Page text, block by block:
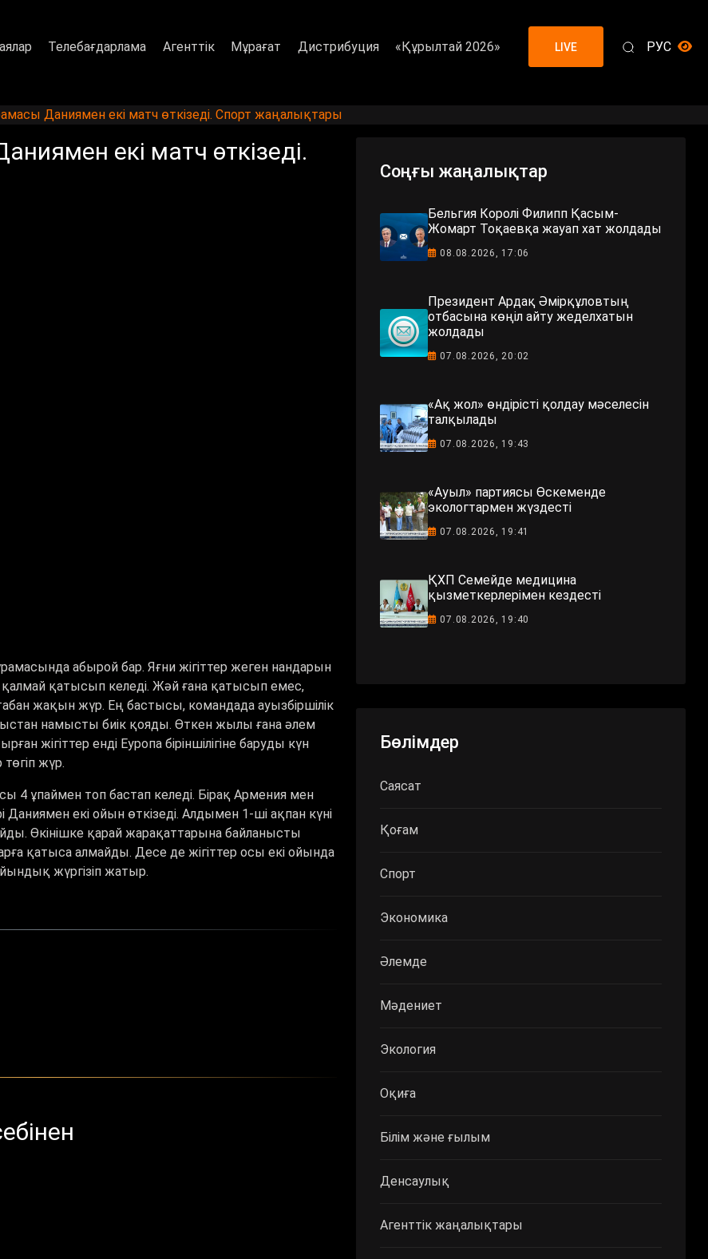
Телебағдарлама Агенттік Мұрағат Дистрибуция «Құрылтай 2026» LIVE РУС
Даниямен екі матч өткізеді. Спорт жаңалықтары
екі матч өткізеді.
абырой бар. Яғни жігіттер жеген нандарын
қатысып келеді. Жәй ғана қатысып емес,
жақын жүр. Ең бастысы, командада ауызбіршілік
намысты биік қояды. Өткен жылы ғана әлем
жігіттер енді Еуропа біріншілігіне баруды күн
төгіп жүр.
4 ұпаймен топ бастап келеді. Бірақ Армения мен
екі ойын өткізеді. Алдымен 1-ші ақпан күні
Өкінішке қарай жарақаттарына байланысты
қатыса алмайды. Десе де жігіттер осы екі ойында
жүргізіп жатыр.
Соңғы жаңалықтар
Бельгия Королі Филипп Қасым-
Жомарт Тоқаевқа жауап хат жолдады
08.08.2026, 17:06
Президент Ардақ Әмірқұловтың
отбасына көңіл айту жеделхатын
жолдады
07.08.2026, 20:02
«Ақ жол» өндірісті қолдау мәселесін
талқылады
07.08.2026, 19:43
«Ауыл» партиясы Өскеменде
экологтармен жүздесті
07.08.2026, 19:41
ҚХП Семейде медицина
қызметкерлерімен кездесті
07.08.2026, 19:40
Бөлімдер
Саясат
Қоғам
Спорт
Экономика
Әлемде
Мәдениет
Экология
Оқиға
Білім және ғылым
Денсаулық
Агенттік жаңалықтары